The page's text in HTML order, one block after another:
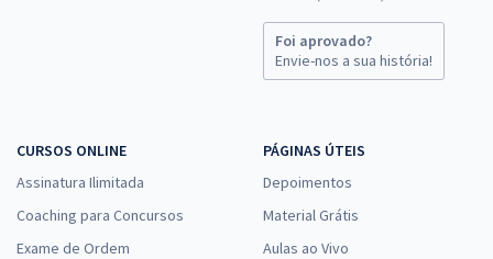
Foi aprovado?
Envie-nos a sua história!
CURSOS ONLINE
Assinatura Ilimitada
Coaching para Concursos
Exame de Ordem
PÁGINAS ÚTEIS
Depoimentos
Material Grátis
Aulas ao Vivo